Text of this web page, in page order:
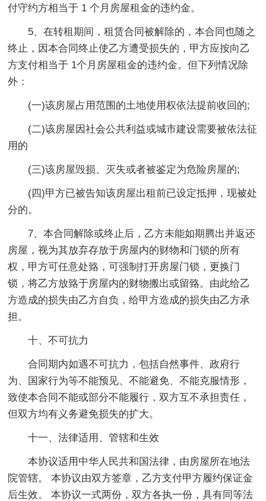
付守约方相当于 1 个月房屋租金的违约金。
5、在转租期间，租赁合同被解除的，本合同也随之
终止，因本合同终止使乙方遭受损失的，甲方应按向乙
方支付相当于 1个月房屋租金的违约金。但下列情况除
外：
(一)该房屋占用范围的土地使用权依法提前收回的;
(二)该房屋因社会公共利益或城市建设需要被依法征
用的
(三)该房屋毁损、灭失或者被鉴定为危险房屋的;
(四)甲方已被告知该房屋出租前已设定抵押，现被处
分的。
7、本合同解除或终止后，乙方未能如期腾出并返还
房屋，视为其放弃存放于房屋内的财物和门锁的所有
权，甲方可任意处臵，可强制打开房屋门锁，更换门
锁，将乙方放臵于房屋内的财物搬出或留臵。由此给乙
方造成的损失由乙方自负，给甲方造成的损失由乙方承
担。
十、不可抗力
合同期内如遇不可抗力，包括自然事件、政府行
为、国家行为等不能预见、不能避免、不能克服情形，
致使本合同不能或部分不能履行，双方互不承担责任，
但双方均有义务避免损失的扩大。
十一、法律适用、管辖和生效
本协议适用中华人民共和国法律，由房屋所在地法
院管辖。 本协议由双方签章，乙方支付甲方履约保证金
后生效。 本协议一式两份，双方各执一份，具有同等法